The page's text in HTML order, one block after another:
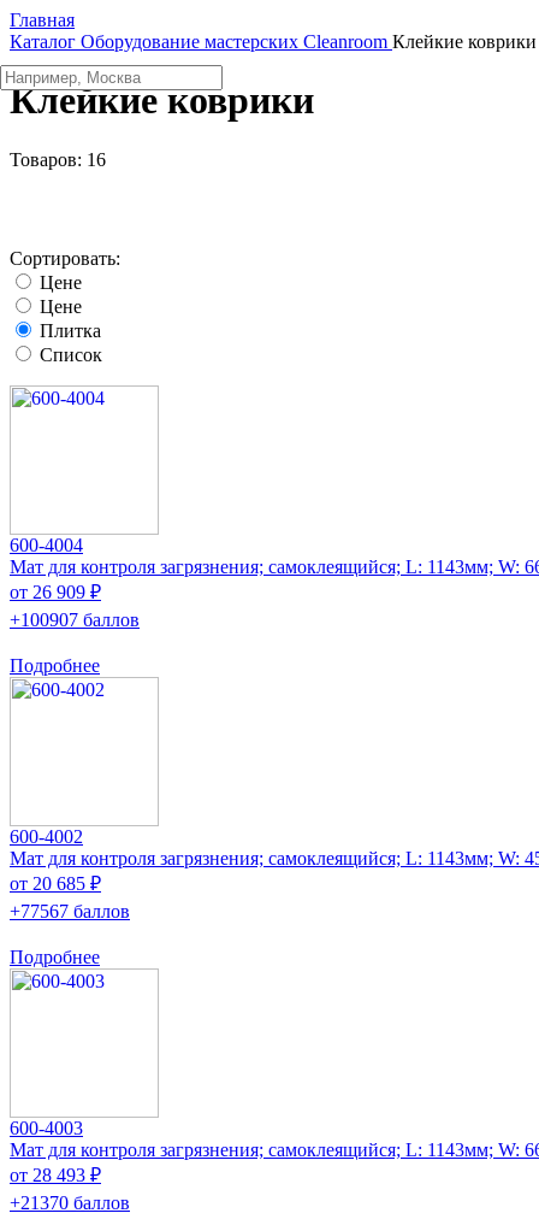
Главная
Каталог Оборудование мастерских Cleanroom Клейкие коврики
Клейкие коврики
Товаров: 16
Сортировать:
Цене
Цене
Плитка
Список
600-4004
Мат для контроля загрязнения; самоклеящийся; L: 1143мм; W:
от 26 909 ₽
+100907 баллов
Подробнее
600-4002
Мат для контроля загрязнения; самоклеящийся; L: 1143мм; W:
от 20 685 ₽
+77567 баллов
Подробнее
600-4003
Мат для контроля загрязнения; самоклеящийся; L: 1143мм; W:
от 28 493 ₽
+21370 баллов